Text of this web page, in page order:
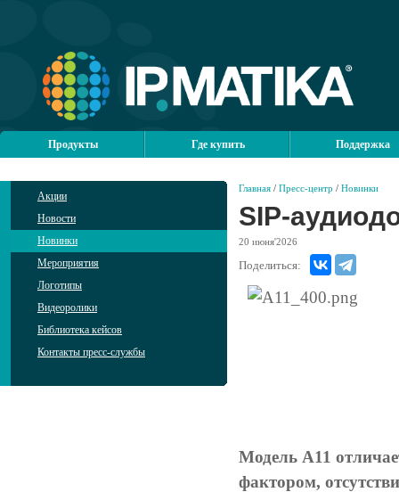
Продукты Где купить Поддержка
Акции
Новости
Новинки
Мероприятия
Логотипы
Видеоролики
Библиотека кейсов
Контакты пресс-службы
Главная / Пресс-центр / Новинки
SIP-
20 июня'2026
Поделиться:
Модель А11
фактором,